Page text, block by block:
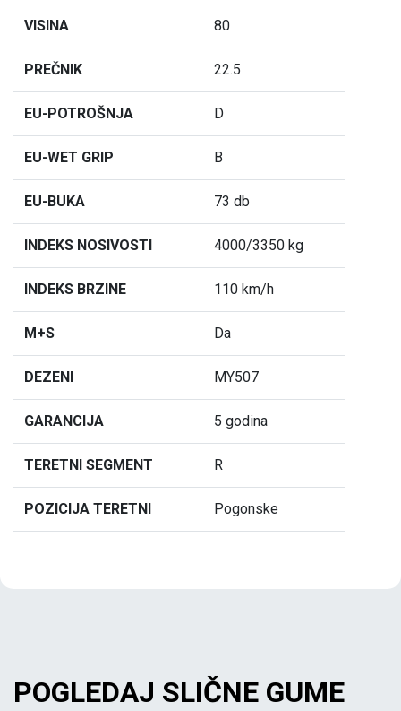
VISINA 80
PREČNIK 22.5
EU-POTROŠNJA D
EU-WET GRIP B
EU-BUKA 73 db
INDEKS NOSIVOSTI 4000/3350 kg
INDEKS BRZINE 110 km/h
M+S Da
DEZENI MY507
GARANCIJA 5 godina
TERETNI SEGMENT R
POZICIJA TERETNI Pogonske
POGLEDAJ SLIČNE GUME